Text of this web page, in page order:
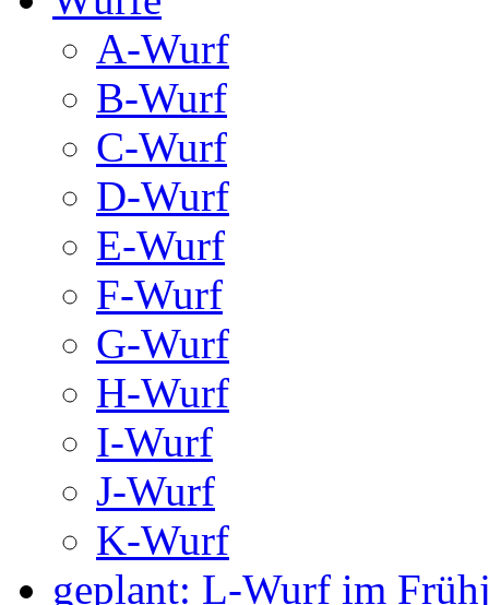
A-Wurf
B-Wurf
C-Wurf
D-Wurf
E-Wurf
F-Wurf
G-Wurf
H-Wurf
I-Wurf
J-Wurf
K-Wurf
geplant: L-Wurf im